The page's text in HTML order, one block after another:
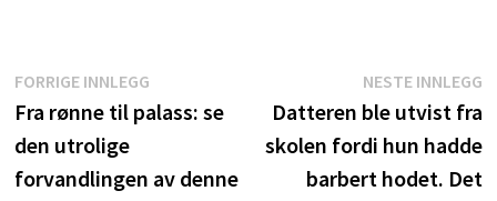
Innleggsnavigasjon
FORRIGE INNLEGGForrige
innlegg:
Fra rønne til palass: se
den utrolige
forvandlingen av denne
NESTE INNLEGG
Datteren ble utvist fra
skolen fordi hun hadde
barbert hodet. Det